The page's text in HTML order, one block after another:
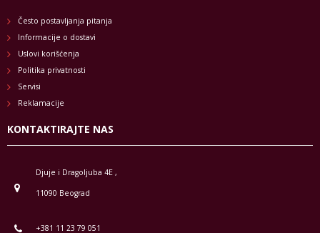
Često postavljanja pitanja
Informacije o dostavi
Uslovi korišćenja
Politika privatnosti
Servisi
Reklamacije
KONTAKTIRAJTE NAS
Djuje i Dragoljuba 4E ,
11090 Beograd
+381 11 23 79 051